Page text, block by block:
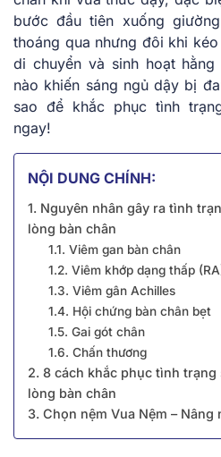
bước đầu tiên xuống
thoáng qua nhưng đôi khi
di chuyển và sinh hoạt hằng
nào khiến sáng ngủ dậy bị
sao để khắc phục tình
ngay!
NỘI DUNG CHÍNH:
1. Nguyên nhân gây ra tình
lòng bàn chân
1.1. Viêm gan bàn chân
1.2. Viêm khớp dạng thấp
1.3. Viêm gân Achilles
1.4. Hội chứng bàn chân bẹt
1.5. Gai gót chân
1.6. Chấn thương
2. 8 cách khắc phục tình trạng
lòng bàn chân
3. Chọn nệm Vua Nệm –